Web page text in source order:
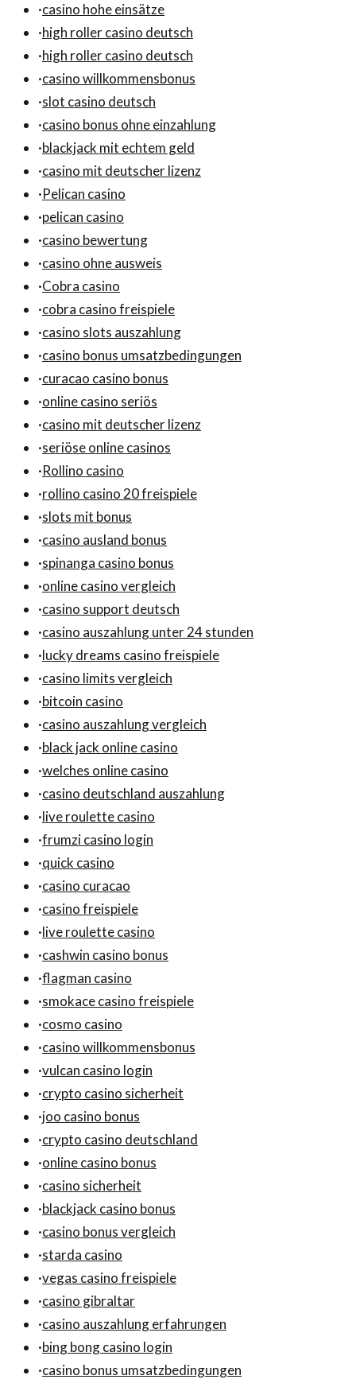
·casino hohe einsätze
·high roller casino deutsch
·high roller casino deutsch
·casino willkommensbonus
·slot casino deutsch
·casino bonus ohne einzahlung
·blackjack mit echtem geld
·casino mit deutscher lizenz
·Pelican casino
·pelican casino
·casino bewertung
·casino ohne ausweis
·Cobra casino
·cobra casino freispiele
·casino slots auszahlung
·casino bonus umsatzbedingungen
·curacao casino bonus
·online casino seriös
·casino mit deutscher lizenz
·seriöse online casinos
·Rollino casino
·rollino casino 20 freispiele
·slots mit bonus
·casino ausland bonus
·spinanga casino bonus
·online casino vergleich
·casino support deutsch
·casino auszahlung unter 24 stunden
·lucky dreams casino freispiele
·casino limits vergleich
·bitcoin casino
·casino auszahlung vergleich
·black jack online casino
·welches online casino
·casino deutschland auszahlung
·live roulette casino
·frumzi casino login
·quick casino
·casino curacao
·casino freispiele
·live roulette casino
·cashwin casino bonus
·flagman casino
·smokace casino freispiele
·cosmo casino
·casino willkommensbonus
·vulcan casino login
·crypto casino sicherheit
·joo casino bonus
·crypto casino deutschland
·online casino bonus
·casino sicherheit
·blackjack casino bonus
·casino bonus vergleich
·starda casino
·vegas casino freispiele
·casino gibraltar
·casino auszahlung erfahrungen
·bing bong casino login
·casino bonus umsatzbedingungen